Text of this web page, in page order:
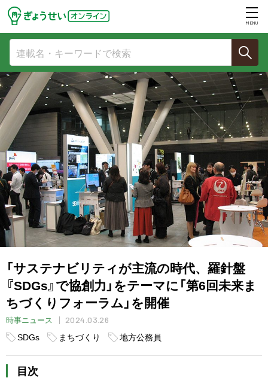
MENU
「サステナビリティが主流の時代、羅針盤
『SDGs』で協創力」をテーマに「第6回未来ま
ちづくりフォーラム」を開催
時事ニュース
2024.03.26
SDGs
まちづくり 地方公務員
目次